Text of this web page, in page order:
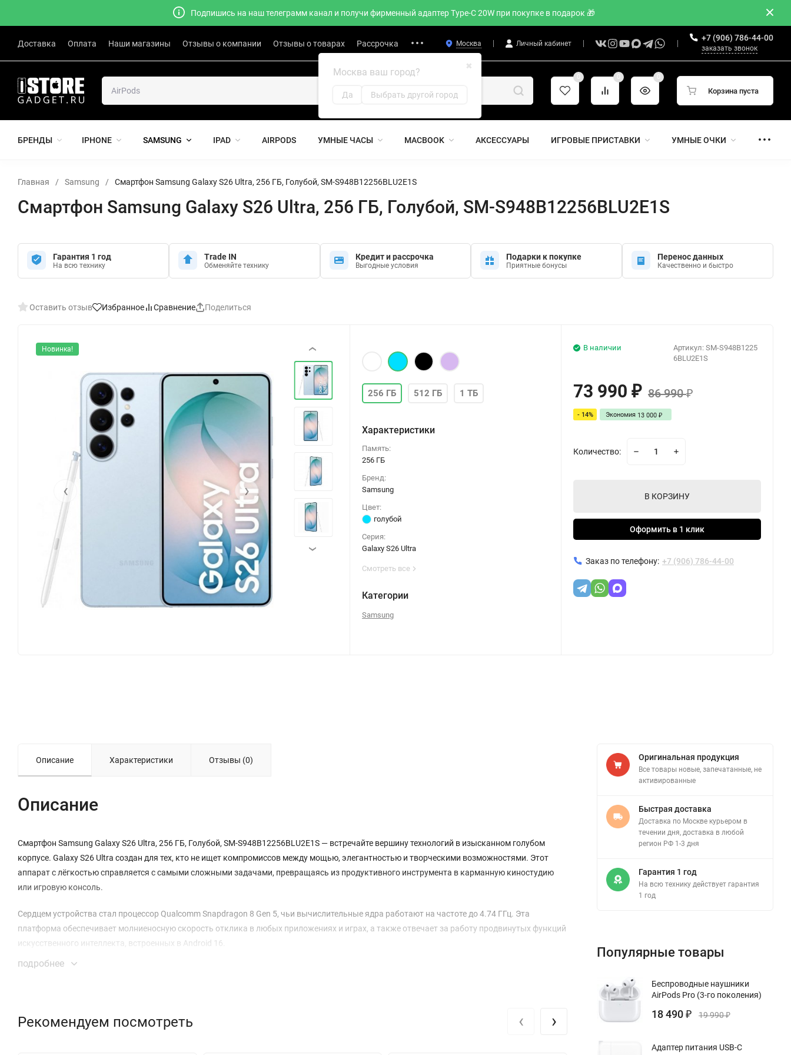
Подпишись на наш телеграмм канал и получи фирменный адаптер Type-C 20W при покупке в подарок 🎁
Доставка Оплата Наши магазины Отзывы о компании Отзывы о товарах Рассрочка Москва
✖
Москва ваш город?
Да Выбрать другой город
Личный кабинет
+7 (906) 786-44-00
заказать звонок
0 0 0
Корзина пуста
БРЕНДЫ IPHONE SAMSUNG IPAD AIRPODS УМНЫЕ ЧАСЫ MACBOOK АКСЕССУАРЫ ИГРОВЫЕ ПРИСТАВКИ УМНЫЕ ОЧКИ
Главная / Samsung / Смартфон Samsung Galaxy S26 Ultra, 256 ГБ, Голубой, SM-S948B12256BLU2E1S
Смартфон Samsung Galaxy S26 Ultra, 256 ГБ, Голубой, SM-S948B12256BLU2E1S
Гарантия 1 год
На всю технику
Trade IN
Обменяйте технику
Кредит и рассрочка
Выгодные условия
Подарки к покупке
Приятные бонусы
Перенос данных
Качественно и быстро
Оставить отзыв Избранное Сравнение Поделиться
Новинка!
‹ ›
‹
›
256 ГБ 512 ГБ 1 ТБ
Характеристики
Память:
256 ГБ
Бренд:
Samsung
Цвет:
голубой
Серия:
Galaxy S26 Ultra
Смотреть все
Категории
Samsung
Артикул: SM-S948B1225
6BLU2E1S
В наличии
73 990₽ 86 990₽
- 14% Экономия 13 000₽
Количество:
В КОРЗИНУ
Оформить в 1 клик
Заказ по телефону: +7 (906) 786-44-00
Описание Характеристики Отзывы (0)
Описание
Смартфон Samsung Galaxy S26 Ultra, 256 ГБ, Голубой, SM-S948B12256BLU2E1S — встречайте вершину технологий в изысканном голубом
корпусе. Galaxy S26 Ultra создан для тех, кто не ищет компромиссов между мощью, элегантностью и творческими возможностями. Этот
аппарат с лёгкостью справляется с самыми сложными задачами, превращаясь из продуктивного инструмента в карманную киностудию
или игровую консоль.
Сердцем устройства стал процессор Qualcomm Snapdragon 8 Gen 5, чьи вычислительные ядра работают на частоте до 4.74 ГГц. Эта
платформа обеспечивает молниеносную скорость отклика в любых приложениях и играх, а также отвечает за работу продвинутых функций
искусственного интеллекта, встроенных в Android 16.
Ваше окно в цифровой мир — невероятный экран Dynamic AMOLED 2X диагональю 6.9 дюймов. С разрешением 3120x1440 пикселей,
подробнее
Рекомендуем посмотреть ‹ ›
Оригинальная продукция
Все товары новые, запечатанные, не
активированные
Быстрая доставка
Доставка по Москве курьером в
течении дня, доставка в любой
регион РФ 1-3 дня
Гарантия 1 год
На всю технику действует гарантия
1 год
Популярные товары
Беспроводные наушники
AirPods Pro (3-го поколения)
18 490 ₽ 19 990₽
Адаптер питания USB-C